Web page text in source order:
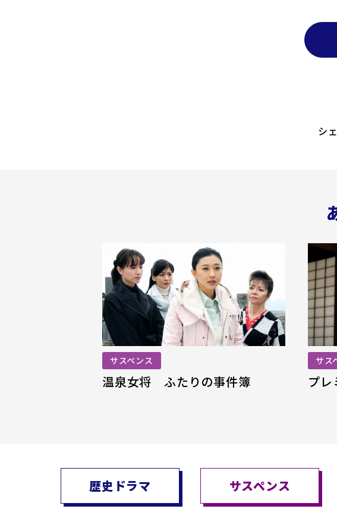
シ
サスペンス
温泉女将 ふたりの事件簿
サス
プレ
歴史ドラマ サスペンス